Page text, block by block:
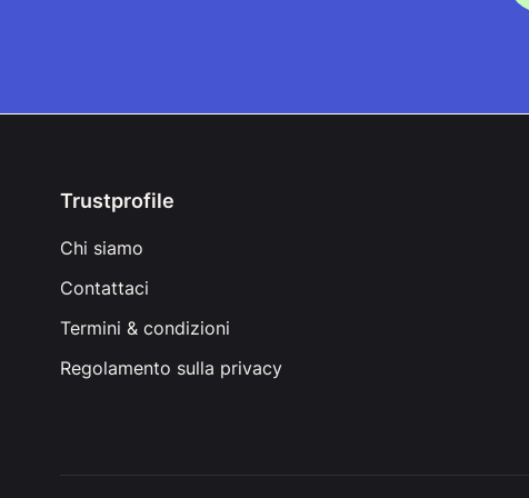
Trustprofile
Chi siamo
Contattaci
Termini & condizioni
Regolamento sulla privacy